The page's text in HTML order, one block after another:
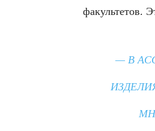
факультетов.
— В